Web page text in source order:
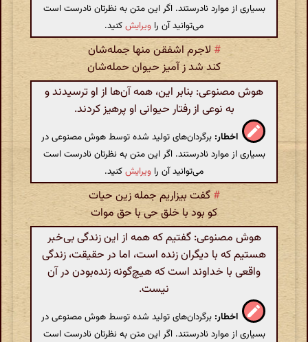
بسیاری از موارد نادرستند. اگر این متن به نظرتان نادرست است
می‌توانید آن را ویرایشکنید.
# لاجرم اشفقن منها جمله‌شان
کند شد ز آمیز حیوان حمله‌شان
هوش مصنوعی: بنابر این، همه آن‌ها از او ترسیدند و
به نوعی از رفتار حیوانی او پرهیز کردند.
اخطار: برگردان‌های تولید شده توسط هوش مصنوعی در
بسیاری از موارد نادرستند. اگر این متن به نظرتان نادرست است
می‌توانید آن را ویرایشکنید.
# گفت بیزاریم جمله زین حیات
کو بود با خلق حی با حق موات
هوش مصنوعی: گفتیم که همه از این زندگی بی‌خبر
هستیم که با دیگران زنده است، اما در حقیقت، زندگی
واقعی با خداوند است که هیچ‌گونه زنده‌بودن در آن
نیست.
اخطار: برگردان‌های تولید شده توسط هوش مصنوعی در
بسیاری از موارد نادرستند. اگر این متن به نظرتان نادرست است